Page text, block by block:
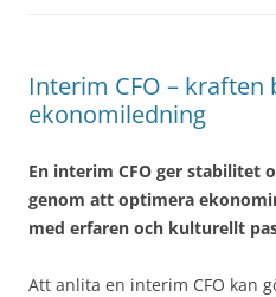
Interim CFO –
ekonomiledning
En interim CFO ger stabilitet
genom att optimera
med erfaren och kulturellt
Att anlita en interim CFO kan